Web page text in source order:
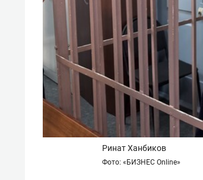
Ринат Ханбиков
Фото: «БИЗНЕС Online»